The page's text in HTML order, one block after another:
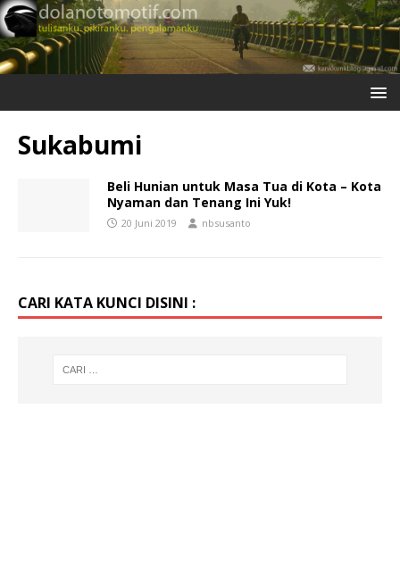
Sukabumi
Beli Hunian untuk Masa Tua di Kota – Kota
Nyaman dan Tenang Ini Yuk!
20 Juni 2019 nbsusanto
CARI KATA KUNCI DISINI :